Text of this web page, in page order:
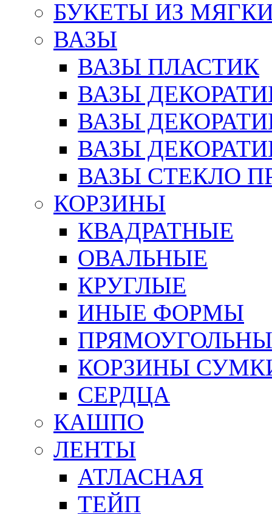
БУКЕТЫ ИЗ
ВАЗЫ
ВАЗЫ ПЛАСТИК
ВАЗЫ
ВАЗЫ
ВАЗЫ
ВАЗЫ СТЕКЛО
КОРЗИНЫ
КВАДРАТНЫЕ
ОВАЛЬНЫЕ
КРУГЛЫЕ
ИНЫЕ ФОРМЫ
КОРЗИНЫ
СЕРДЦА
КАШПО
ЛЕНТЫ
АТЛАСНАЯ
ТЕЙП